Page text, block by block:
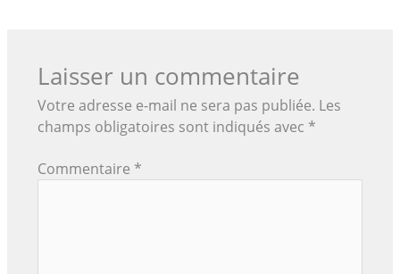
Laisser un commentaire
Votre adresse e-mail ne sera pas publiée. Les
champs obligatoires sont indiqués avec *
Commentaire *